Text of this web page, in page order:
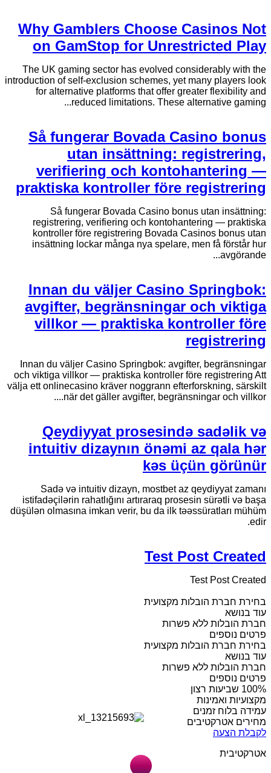
Why Gamblers Choose Casinos Not
on GamStop for Unrestricted Play
The UK gaming sector has evolved considerably with the
introduction of self-exclusion schemes, yet many players look
for alternative platforms that offer greater flexibility and
reduced limitations. These alternative gaming...
Så fungerar Bovada Casino bonus
utan insättning: registrering,
verifiering och kontohantering —
praktiska kontroller före registrering
Så fungerar Bovada Casino bonus utan insättning:
registrering, verifiering och kontohantering — praktiska
kontroller före registrering Bovada Casinos bonus utan
insättning lockar många nya spelare, men få förstår hur
avgörande...
Innan du väljer Casino Springbok:
avgifter, begränsningar och viktiga
villkor — praktiska kontroller före
registrering
Innan du väljer Casino Springbok: avgifter, begränsningar
och viktiga villkor — praktiska kontroller före registrering Att
välja ett onlinecasino kräver noggrann efterforskning, särskilt
när det gäller avgifter, begränsningar och villkor....
Qeydiyyat prosesində sadəlik və
intuitiv dizaynın önəmi az qala hər
kəs üçün görünür
Sadə və intuitiv dizayn, mostbet az qeydiyyat zamanı
istifadəçilərin rahatlığını artıraraq prosesin sürətli və başa
düşülən olmasına imkan verir, bu da ilk təəssüratları mühüm
edir.
Test Post Created
Test Post Created
בחירת חברת הובלות מקצועית
עוד בנושא
חברת הובלות ללא פשרות
פרטים נוספים
בחירת חברת הובלות מקצועית
עוד בנושא
חברת הובלות ללא פשרות
פרטים נוספים
מקצועיות ואמינות
עמידה בלוח זמנים
מחירים אטרקטיבים
לקבלת הצעה
אטרקטיבית